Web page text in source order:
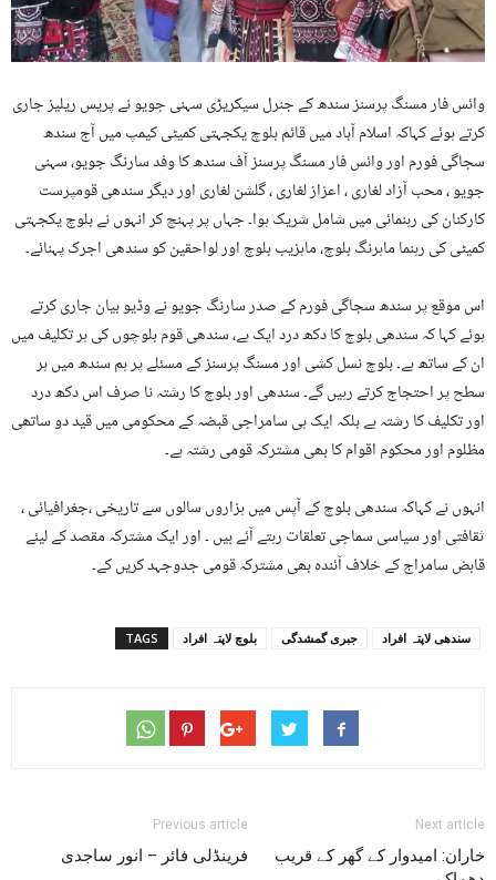
وائس فار مسنگ پرسنز سندھ کے جنرل سیکریڑی سہنی جویو نے پریس ریلیز جاری
کرتے ہوئے کہاکہ اسلام آباد میں قائم بلوچ یکجہتی کمیٹی کیمپ میں آج سندھ
سجاگی فورم اور وائس فار مسنگ پرسنز آف سندھ کا وفد سارنگ جویو، سہنی
جویو ، محب آزاد لغاری ، اعزاز لغاری ، گلشن لغاری اور دیگر سندھی قومپرست
کارکنان کی رہنمائی میں شامل شریک ہوا۔ جہاں پر پہنچ کر انہوں نے بلوچ یکجہتی
کمیٹی کی رہنما ماہرنگ بلوچ، ماہزیب بلوچ اور لواحقین کو سندھی اجرک پہنائے۔
اس موقع پر سندھ سجاگی فورم کے صدر سارنگ جویو نے وڈیو بیان جاری کرتے
ہوئے کہا کہ سندھی بلوچ کا دکھ درد ایک ہے، سندھی قوم بلوچوں کی ہر تکلیف میں
ان کے ساتھ ہے۔ بلوچ نسل کشی اور مسنگ پرسنز کے مسئلے پر ہم سندھ میں ہر
سطح پر احتجاج کرتے رہیں گے۔ سندھی اور بلوچ کا رشتہ نا صرف اس دکھ درد
اور تکلیف کا رشتہ ہے بلکہ ایک ہی سامراجی قبضہ کے محکومی میں قید دو ساتھی
مظلوم اور محکوم اقوام کا بھی مشترکہ قومی رشتہ ہے۔
انہوں نے کہاکہ سندھی بلوچ کے آپس میں ہزاروں سالوں سے تاریخی ،جغرافیائی ،
ثقافتی اور سیاسی سماجی تعلقات رہتے آئے ہیں ۔ اور ایک مشترکہ مقصد کے لیئے
قابض سامراج کے خلاف آئندہ بھی مشترکہ قومی جدوجہد کریں کے۔
TAGS بلوچ لاپتہ افراد جبری گمشدگی سندھی لاپتہ افراد
Previous article
فرینڈلی فائر – انور ساجدی
Next article
خاران: امیدوار کے گھر کے قریب